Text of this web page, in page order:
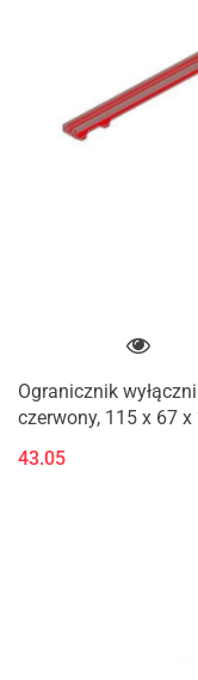
Ogranicznik
czerwony, 115 x 67
43.05